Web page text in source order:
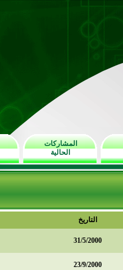
المشاركات
الحالية
التاريخ
31/5/2000
23/9/2000